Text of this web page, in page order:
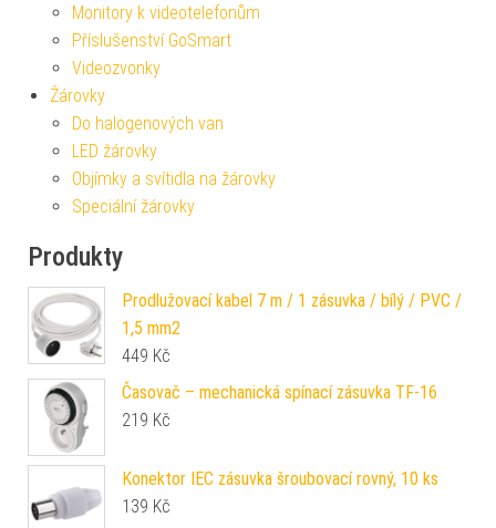
Monitory k videotelefonům
Příslušenství GoSmart
Videozvonky
Žárovky
Do halogenových van
LED žárovky
Objímky a svítidla na žárovky
Speciální žárovky
Produkty
Prodlužovací kabel 7 m / 1 zásuvka / bílý / PVC /
1,5 mm2
449 Kč
Časovač – mechanická spínací zásuvka TF-16
219 Kč
Konektor IEC zásuvka šroubovací rovný, 10 ks
139 Kč